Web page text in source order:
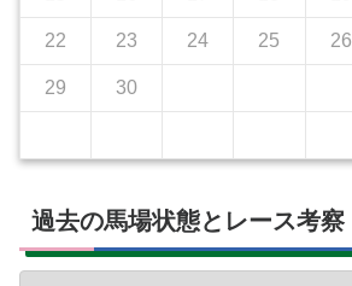
22 23 24 25 26
29 30
過去の馬場状態とレース考察